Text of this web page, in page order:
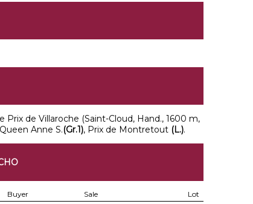
Prix de Villaroche (Saint-Cloud, Hand., 1600 m,
Anne S.(Gr.1), Prix de Montretout (L.).
Buyer Sale
Lot